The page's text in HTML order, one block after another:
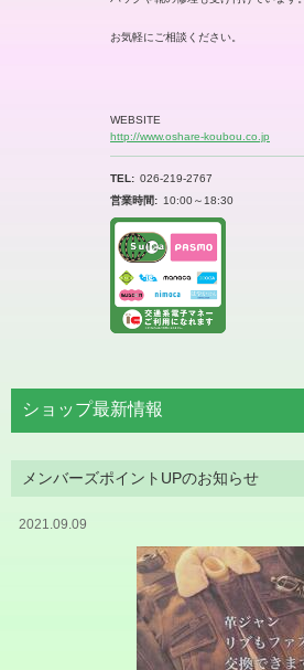
お気軽にご相談ください。
WEBSITE
http://www.oshare-koubou.co.jp
TEL
026-219-2767
営業時間
10:00～18:30
ショップ最新情報
メンバーズポイントUPのお知らせ
2021.09.09